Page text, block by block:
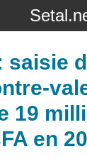
saisie
19
en